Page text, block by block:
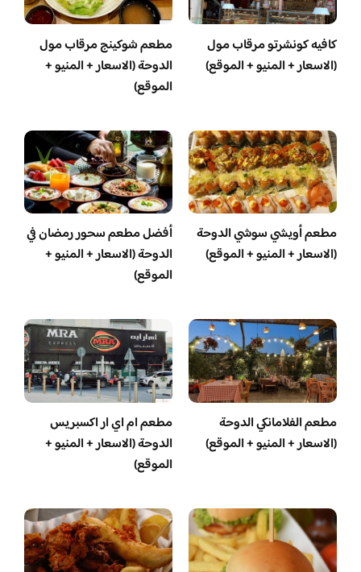
كافيه كونشرتو مرقاب مول
(الاسعار + المنيو + الموقع)
مطعم شوكينج مرقاب مول
الدوحة (الاسعار + المنيو +
الموقع)
مطعم أويشي سوشي الدوحة
(الاسعار + المنيو + الموقع)
أفضل مطعم سحور رمضان في
الدوحة (الاسعار + المنيو +
الموقع)
مطعم الفلامانكي الدوحة
(الاسعار + المنيو + الموقع)
مطعم ام اي ار اكسبريس
الدوحة (الاسعار + المنيو +
الموقع)